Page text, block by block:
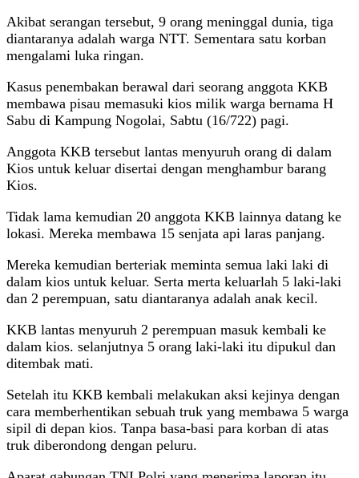
Akibat serangan tersebut, 9 orang meninggal dunia, tiga
diantaranya adalah warga NTT. Sementara satu korban
mengalami luka ringan.
Kasus penembakan berawal dari seorang anggota KKB
membawa pisau memasuki kios milik warga bernama H
Sabu di Kampung Nogolai, Sabtu (16/722) pagi.
Anggota KKB tersebut lantas menyuruh orang di dalam
Kios untuk keluar disertai dengan menghambur barang
Kios.
Tidak lama kemudian 20 anggota KKB lainnya datang ke
lokasi. Mereka membawa 15 senjata api laras panjang.
Mereka kemudian berteriak meminta semua laki laki di
dalam kios untuk keluar. Serta merta keluarlah 5 laki-laki
dan 2 perempuan, satu diantaranya adalah anak kecil.
KKB lantas menyuruh 2 perempuan masuk kembali ke
dalam kios. selanjutnya 5 orang laki-laki itu dipukul dan
ditembak mati.
Setelah itu KKB kembali melakukan aksi kejinya dengan
cara memberhentikan sebuah truk yang membawa 5 warga
sipil di depan kios. Tanpa basa-basi para korban di atas
truk diberondong dengan peluru.